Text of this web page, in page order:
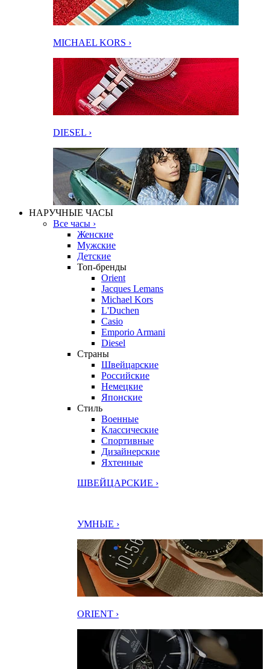
MICHAEL KORS ›
DIESEL ›
НАРУЧНЫЕ ЧАСЫ
Все часы ›
Женские
Мужские
Детские
Топ-бренды
Orient
Jacques Lemans
Michael Kors
L'Duchen
Casio
Emporio Armani
Diesel
Страны
Швейцарские
Российские
Немецкие
Японские
Стиль
Военные
Классические
Спортивные
Дизайнерские
Яхтенные
ШВЕЙЦАРСКИЕ ›
УМНЫЕ ›
ORIENT ›